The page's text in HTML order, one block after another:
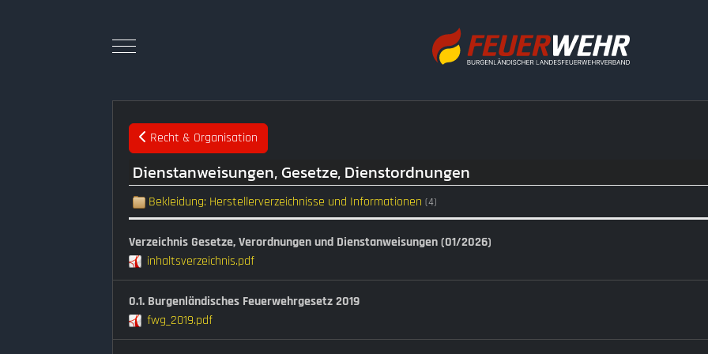
Recht & Organisation
Dienstanweisungen, Gesetze, Dienstordnungen
Bekleidung: Herstellerverzeichnisse und Informationen (4)
Verzeichnis Gesetze, Verordnungen und Dienstanweisungen (01/2026)
inhaltsverzeichnis.pdf
0.1. Burgenländisches Feuerwehrgesetz 2019
fwg_2019.pdf